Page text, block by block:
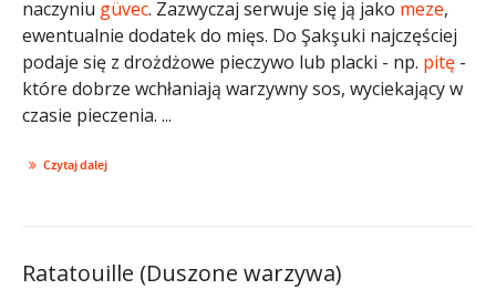
naczyniu güvec. Zazwyczaj serwuje się ją jako meze,
ewentualnie dodatek do mięs. Do Şakşuki najczęściej
podaje się z drożdżowe pieczywo lub placki - np. pitę -
które dobrze wchłaniają warzywny sos, wyciekający w
czasie pieczenia. ...
Czytaj dalej
Ratatouille (Duszone warzywa)